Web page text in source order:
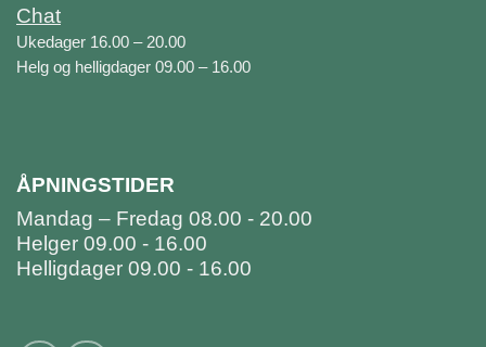
Chat
Ukedager 16.00 – 20.00
Helg og helligdager 09.00 – 16.00
ÅPNINGSTIDER
Mandag – Fredag 08.00 - 20.00
Helger 09.00 - 16.00
Helligdager 09.00 - 16.00